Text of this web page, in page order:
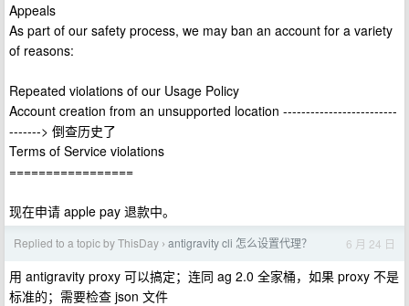
Appeals
As part of our safety process, we may ban an account for a variety
of reasons:
Repeated violations of our Usage Policy
Account creation from an unsupported location -------------------------
-------> 倒查历史了
Terms of Service violations
=================
现在申请 apple pay 退款中。
Replied to a topic by ThisDay › antigravity cli 怎么设置代理？ 6 月 24 日
用 antigravity proxy 可以搞定；连同 ag 2.0 全家桶，如果 proxy 不是
标准的；需要检查 json 文件